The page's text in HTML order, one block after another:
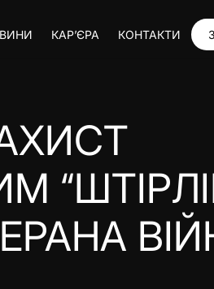
КАР’ЄРА КОНТАКТИ